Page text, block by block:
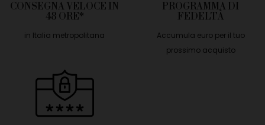
CONSEGNA VELOCE IN
48 ORE*
in Italia metropolitana
PROGRAMMA DI
FEDELTÀ
Accumula euro per il tuo
prossimo acquisto